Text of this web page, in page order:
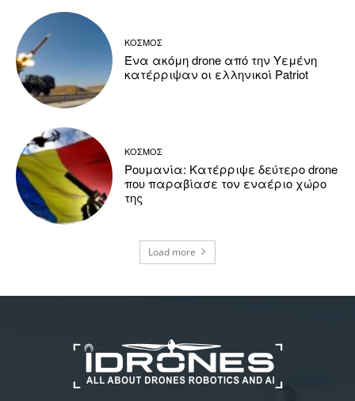
ΚΟΣΜΟΣ
Ένα ακόμη drone από την Υεμένη
κατέρριψαν οι ελληνικοί Patriot
ΚΟΣΜΟΣ
Ρουμανία: Κατέρριψε δεύτερο drone
που παραβίασε τον εναέριο χώρο
της
Load more